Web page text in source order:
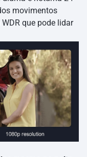
movimentos
que pode lidar